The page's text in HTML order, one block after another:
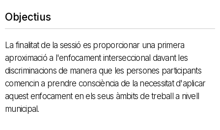
Objectius
La finalitat de la sessió es proporcionar una primera
aproximació a l'enfocament interseccional davant les
discriminacions de manera que les persones participants
comencin a prendre consciència de la necessitat d'aplicar
aquest enfocament en els seus àmbits de treball a nivell
municipal.